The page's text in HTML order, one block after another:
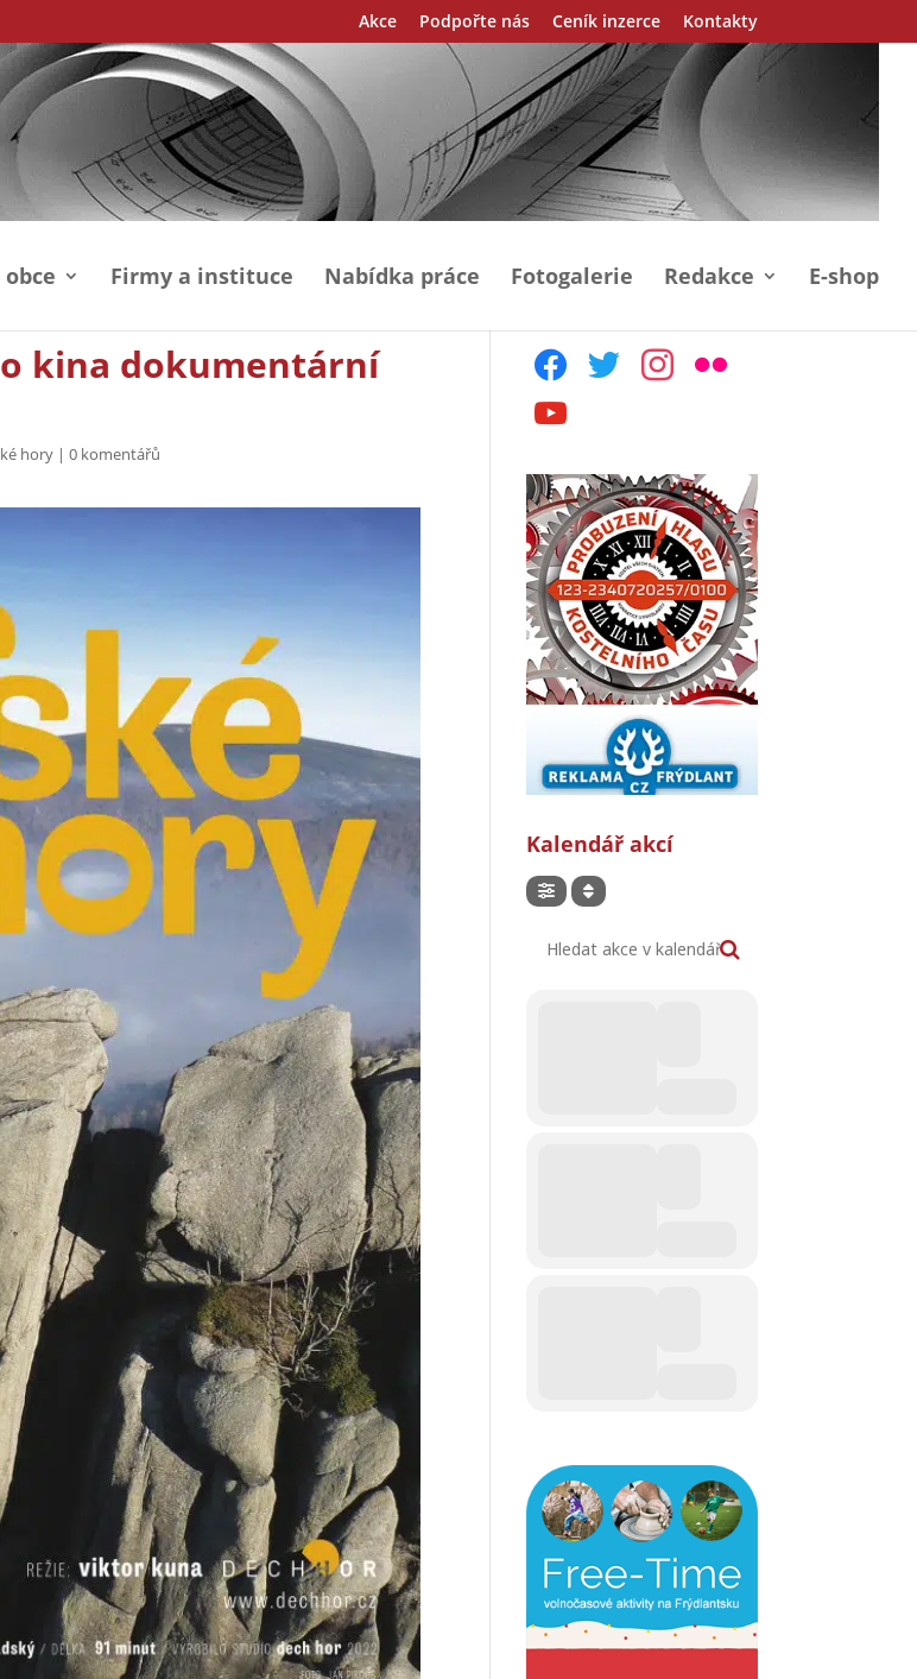
Akce Podpořte nás Ceník inzerce Kontakty
Firmy a instituce Nabídka práce Fotogalerie Redakce E-shop
kina dokumentární
hory |0 komentářů
facebooktwitter instagram
flickr
youtube
Kalendář akcí